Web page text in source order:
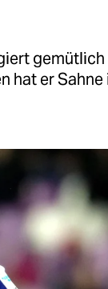
hat er Sahne